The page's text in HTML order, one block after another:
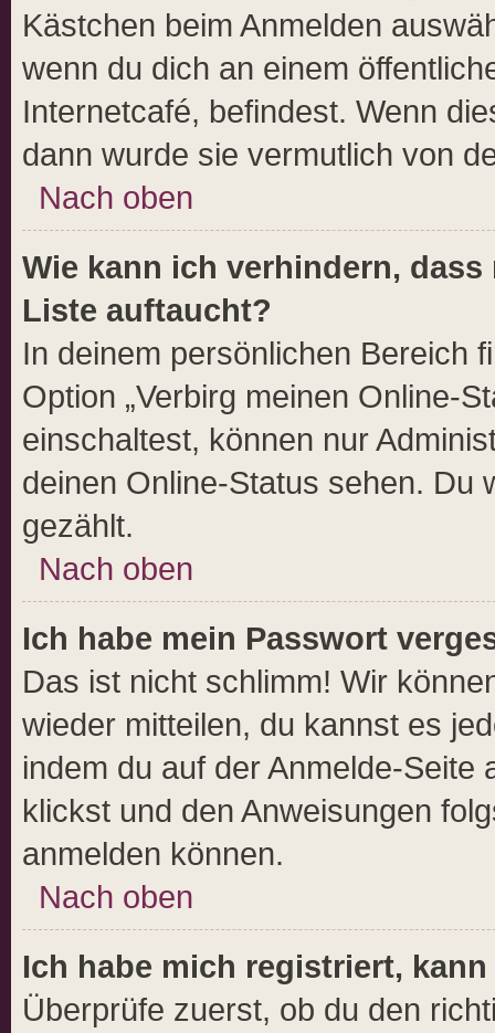
Kästchen beim Anmelden
wenn du dich an einem
Internetcafé, befindest. Wenn
dann wurde sie vermutlich von
Nach oben
Wie kann ich verhindern,
Liste auftaucht?
In deinem persönlichen Bereich
Option „Verbirg meinen Online-
einschaltest, können nur
deinen Online-Status sehen. Du
gezählt.
Nach oben
Ich habe mein Passwort
Das ist nicht schlimm! Wir
wieder mitteilen, du kannst es
indem du auf der Anmelde-Seite
klickst und den Anweisungen
anmelden können.
Nach oben
Ich habe mich registriert,
Überprüfe zuerst, ob du den